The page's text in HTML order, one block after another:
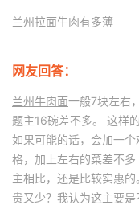
兰州拉面牛肉有多薄
网友回答：
兰州牛肉面一般7块左右
题主16碗差不多。 这样
如果可能的话，会加一
格，加上左右的菜差不
主相比，还是比较实惠
贵又少？我认为这主要